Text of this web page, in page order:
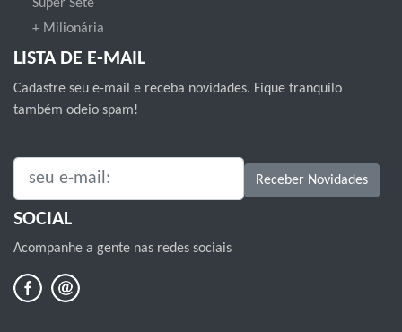
Super Sete
+ Milionária
LISTA DE E-MAIL
Cadastre seu e-mail e receba novidades. Fique tranquilo
também odeio spam!
SEU E-MAIL: Receber Novidades
SOCIAL
Acompanhe a gente nas redes sociais